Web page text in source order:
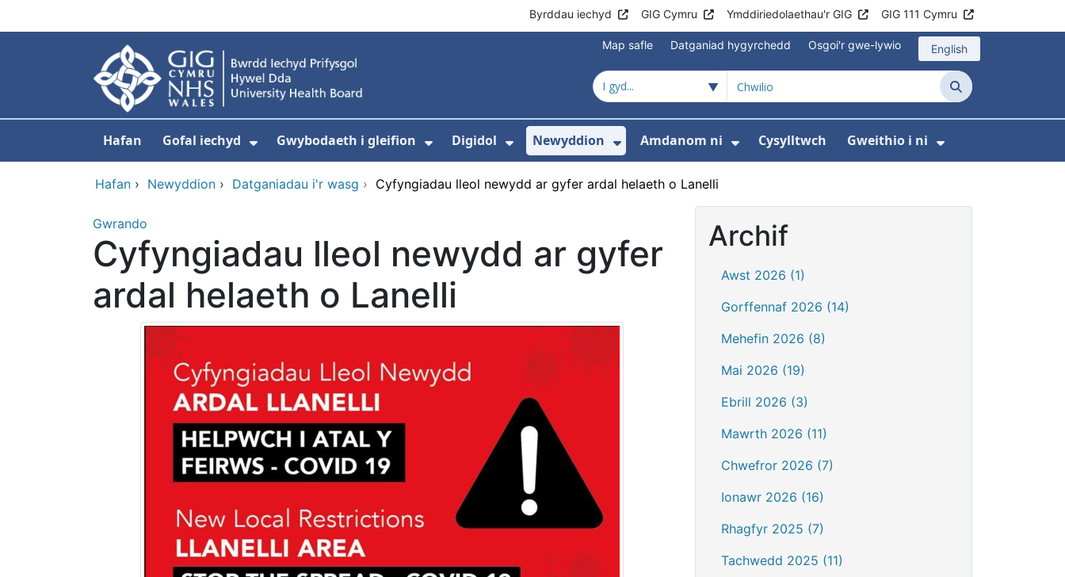
Byrddau iechyd GIG Cymru Ymddiriedolaethau'r GIG GIG 111 Cymru
Map safle Datganiad hygyrchedd Osgoi'r gwe-lywio English
Chwilio
Hafan Gofal iechyd
Dangos isddewislen ar gyfer Gofal iechyd
Gwybodaeth i gleifion
Dangos isddewislen ar gyfer Gwybodaeth i gleifion
Digidol
Dangos isddewislen ar gyfer Digidol
Newyddion
Dangos isddewislen ar gyfer Newyddion
Amdanom ni
Dangos isddewislen ar gyfer Amdanom ni
Cysylltwch Gweithio i ni
Dangos
Hafan › Newyddion › Datganiadau i'r wasg › Cyfyngiadau lleol newydd ar gyfer ardal helaeth o Lanelli
Gwrando
Cyfyngiadau lleol newydd ar gyfer
ardal helaeth o Lanelli
Archif
Awst 2026 (1)
Gorffennaf 2026 (14)
Mehefin 2026 (8)
Mai 2026 (19)
Ebrill 2026 (3)
Mawrth 2026 (11)
Chwefror 2026 (7)
Ionawr 2026 (16)
Rhagfyr 2025 (7)
Tachwedd 2025 (11)